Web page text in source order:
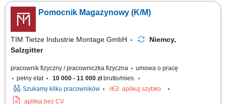
zapotrzebowaniem magazynu. Układanie oraz przygotowywanie towarów
do dalszej wysyłki. Wykonywanie prostych prac magazynowych i
pomocniczych. Dbanie o porządek w miejscu pracy. Przestrzeganie
obowiązujących procedur i zasad bezpieczeństwa.
Pomocnik Magazynowy (K/M)
TIM Tietze Industrie Montage GmbH
Niemcy,
Salzgitter
pracownik fizyczny / pracowniczka fizyczna
umowa o pracę
pełny etat
10 000 - 11 000 złbrutto/mies.
Szukamy kilku pracowników
aplikuj szybko
aplikuj bez CV